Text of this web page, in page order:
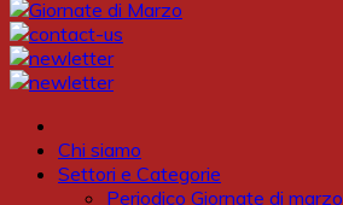
Chi siamo
Settori e Categorie
Periodico Giornate di marzo